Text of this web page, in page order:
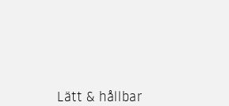
Lätt & hållbar